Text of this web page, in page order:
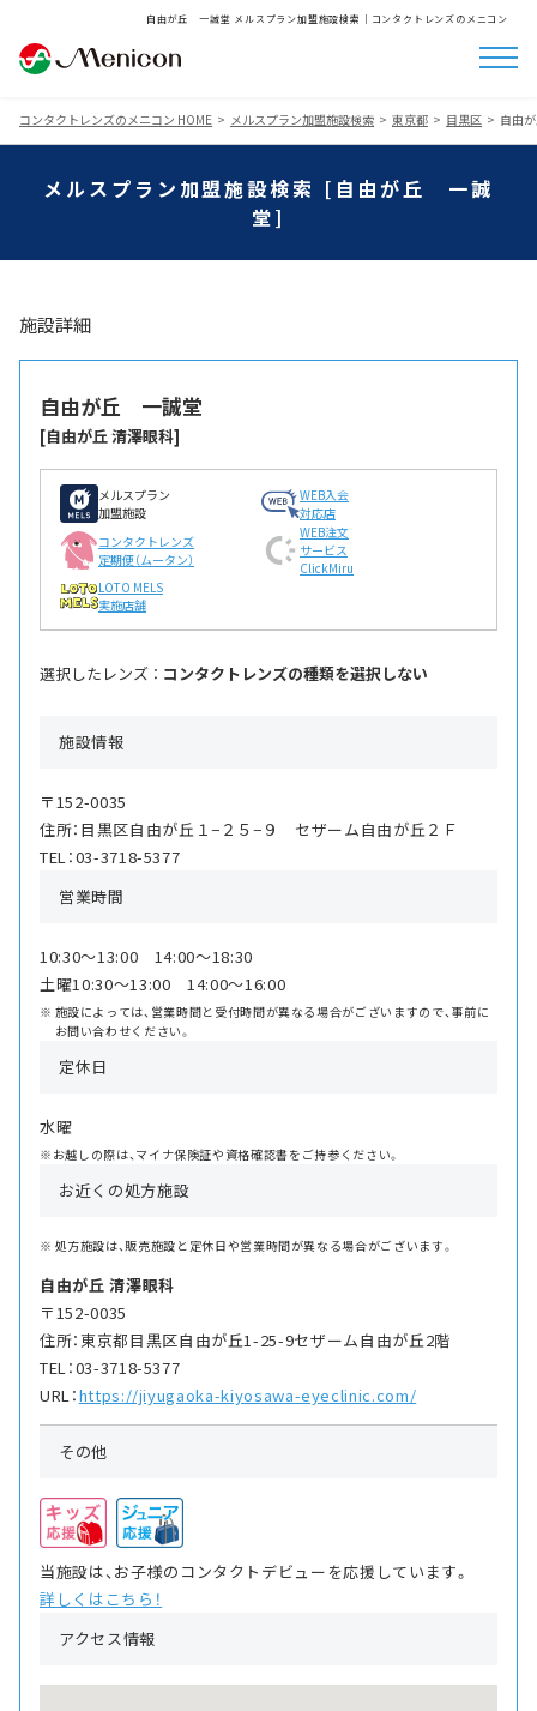
自由が丘 一誠堂 メルスプラン加盟施設検索│コンタクトレンズのメニコン
コンタクトレンズのメニコン HOME メルスプラン加盟施設検索 東京都 目黒区 自由
メルスプラン加盟施設検索 [自由が丘 一誠
堂]
施設詳細
自由が丘 一誠堂
[自由が丘 清澤眼科]
メルスプラン
加盟施設
WEB入会
対応店
コンタクトレンズ
定期便（ムータン）
WEB注文
サービス
ClickMiru
LOTO MELS
実施店舗
選択したレンズ ： コンタクトレンズの種類を選択しない
施設情報
〒152-0035
住所：目黒区自由が丘１−２５−９ セザーム自由が丘２Ｆ
TEL：03-3718-5377
営業時間
10:30〜13:00 14:00〜18:30
土曜10:30〜13:00 14:00〜16:00
施設によっては、営業時間と受付時間が異なる場合がございますので、事前に
お問い合わせください。
定休日
水曜
※お越しの際は、マイナ保険証や資格確認書をご持参ください。
お近くの処方施設
処方施設は、販売施設と定休日や営業時間が異なる場合がございます。
自由が丘 清澤眼科
〒152-0035
住所：東京都目黒区自由が丘1-25-9セザーム自由が丘2階
TEL：03-3718-5377
URL：https://jiyugaoka-kiyosawa-eyeclinic.com/
その他
当施設は、お子様のコンタクトデビューを応援しています。
詳しくはこちら！
アクセス情報